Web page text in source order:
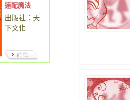
速配魔法
出版社：天
下文化